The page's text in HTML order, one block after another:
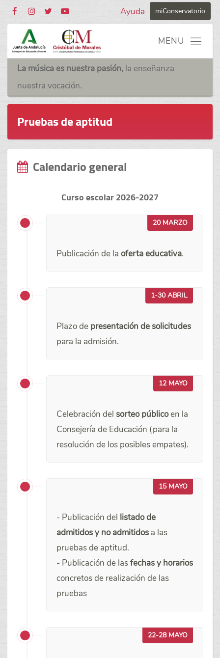
miConservatorio
Ayuda
La música es nuestra pasión, la enseñanza
nuestra vocación.
Pruebas de aptitud
Calendario general
Curso escolar 2026-2027
20 MARZO
Publicación de la oferta educativa.
1-30 ABRIL
Plazo de presentación de solicitudes
para la admisión.
12 MAYO
Celebración del sorteo públicoen la
Consejería de Educación (para la
resolución de los posibles empates).
15 MAYO
- Publicación del listado de
admitidos y no admitidos a las
pruebas de aptitud.
- Publicación de lasfechas y horarios
concretos de realización de las
pruebas
22-28 MAYO